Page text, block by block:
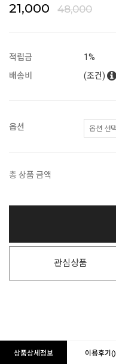
21,000 48,000
적립금
1%
배송비
(조건)
옵션
총 상품 금액
관심상품
상품상세정보 이용후기()